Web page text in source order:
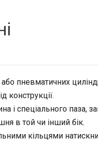
пневматичних
конструкції.
і спеціального паза,
в той чи інший бік.
кільцями